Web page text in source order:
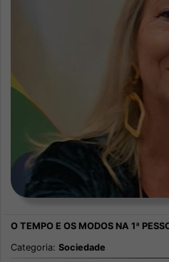
Categoria: Sociedade